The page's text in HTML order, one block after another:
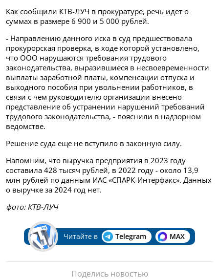
Как сообщили КТВ-ЛУЧ в прокуратуре, речь идет о
суммах в размере 6 900 и 5 000 рублей.
- Направлению данного иска в суд предшествовала
прокурорская проверка, в ходе которой установлено,
что ООО нарушаются требования трудового
законодательства, выразившиеся в несвоевременности
выплаты заработной платы, компенсации отпуска и
выходного пособия при увольнении работников, в
связи с чем руководителю организации внесено
представление об устранении нарушений требований
трудового законодательства, - пояснили в надзорном
ведомстве.
Решение суда еще не вступило в законную силу.
Напомним, что выручка предприятия в 2023 году
составила 428 тысяч рублей, в 2022 году - около 13,9
млн рублей по данным ИАС «СПАРК-Интерфакс». Данных
о выручке за 2024 год нет.
фото: КТВ-ЛУЧ
Читайте в Telegram MAX
Поделись новостью